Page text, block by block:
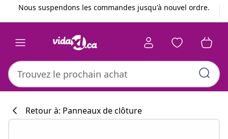
Précédent
Suivant
Nous suspendons les commandes jusqu'à nouvel ordre.
Retour à: Panneaux de clôture